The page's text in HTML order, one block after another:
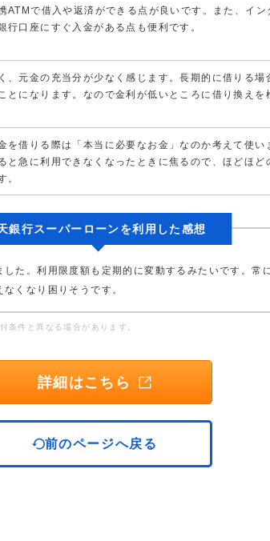
ATMで借入や返済ができる点が良いです。また、イン
行口座にすぐ入金がある点も便利です。
、元金の充当分が少なく感じます。長期的に借りる場
とになります。なので金利が低いところに借り換えを
を借りる際は「本当に必要なお金」なのか考えて使い
と急に利用できなくなったときに焦るので、ほどほど
。
銀行スーパーローンを利用した感想
た。利用限度額も定期的に変動するみたいです。常
くなり困りそうです。
条件と異なる場合があります。
詳細はこちら
前のページへ戻る